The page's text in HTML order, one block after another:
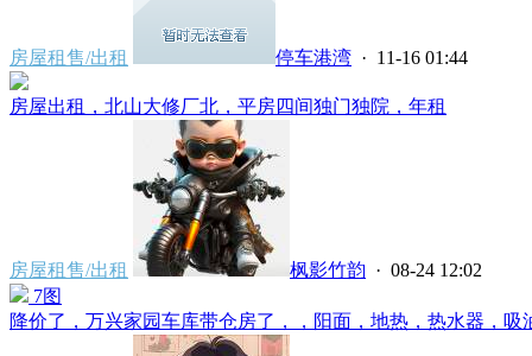
房屋租售/出租 停车港湾 · 11-16 01:44
房屋出租，北山大修厂北，平房四间独门独院，年租
房屋租售/出租 枫影竹韵 · 08-24 12:02
7图
降价了，万兴家园车库带仓房了，，阳面，地热，热水器，吸